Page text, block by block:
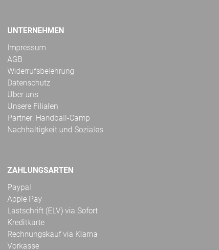
UNTERNEHMEN
Impressum
AGB
Widerrufsbelehrung
Datenschutz
Über uns
Unsere Filialen
Partner: Handball-Camp
Nachhaltigkeit und Soziales
ZAHLUNGSARTEN
Paypal
Apple Pay
Lastschrift (ELV) via Sofort
Kreditkarte
Rechnungskauf via Klarna
Vorkasse